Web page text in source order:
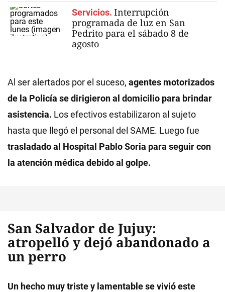
Servicios. Interrupción
programada de luz en San
Pedrito para el sábado 8 de
agosto
Al ser alertados por el suceso, agentes motorizados
de la Policía se dirigieron al domicilio para brindar
asistencia. Los efectivos estabilizaron al sujeto
hasta que llegó el personal del SAME. Luego fue
trasladado al Hospital Pablo Soria para seguir con
la atención médica debido al golpe.
San Salvador de Jujuy:
atropelló y dejó abandonado a
un perro
Un hecho muy triste y lamentable se vivió este